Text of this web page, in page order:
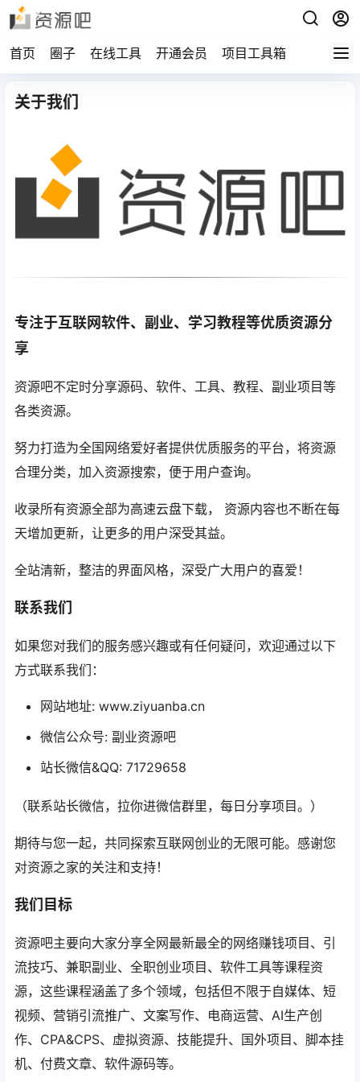
首页 圈子 在线工具 开通会员 项目工具箱
关于我们
专注于互联网软件、副业、学习教程等优质资源分
享
资源吧不定时分享源码、软件、工具、教程、副业项目等
各类资源。
努力打造为全国网络爱好者提供优质服务的平台，将资源
合理分类，加入资源搜索，便于用户查询。
收录所有资源全部为高速云盘下载， 资源内容也不断在每
天增加更新，让更多的用户深受其益。
全站清新，整洁的界面风格，深受广大用户的喜爱！
联系我们
如果您对我们的服务感兴趣或有任何疑问，欢迎通过以下
方式联系我们：
网站地址: www.ziyuanba.cn
微信公众号: 副业资源吧
站长微信&QQ: 71729658
（联系站长微信，拉你进微信群里，每日分享项目。）
期待与您一起，共同探索互联网创业的无限可能。感谢您
对资源之家的关注和支持！
我们目标
资源吧主要向大家分享全网最新最全的网络赚钱项目、引
流技巧、兼职副业、全职创业项目、软件工具等课程资
源，这些课程涵盖了多个领域，包括但不限于自媒体、短
视频、营销引流推广、文案写作、电商运营、AI生产创
作、CPA&CPS、虚拟资源、技能提升、国外项目、脚本挂
机、付费文章、软件源码等。